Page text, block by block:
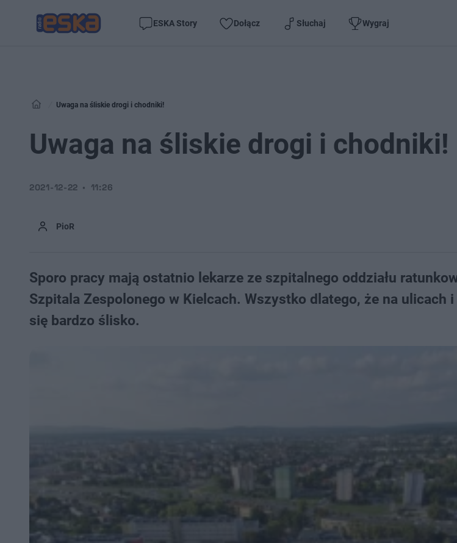
ESKA Story Dołącz Słuchaj Wygraj
Uwaga na śliskie drogi i chodniki!
Uwaga na śliskie drogi i chodniki!
PioR
2021-12-22 11:26
Sporo pracy mają ostatnio lekarze ze szpitalnego oddziału
Szpitala Zespolonego w Kielcach. Wszystko dlatego, że na ulicach
się bardzo ślisko.